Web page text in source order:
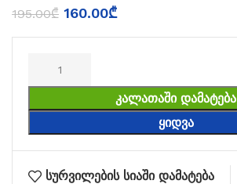
195.00₾ 160.00₾
ᲙᲐᲚᲐᲗᲐᲨᲘ ᲓᲐᲛᲐᲢᲔᲑᲐ
ᲧᲘᲓᲕᲐ
სურვილების სიაში დამატება